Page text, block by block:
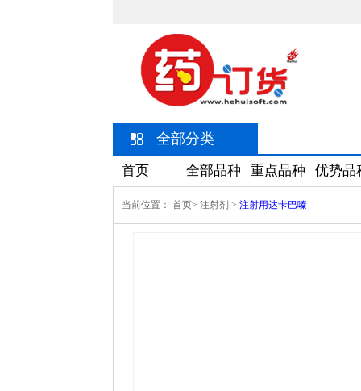
全部分类
首页 全部品种 重点品种 优势品
当前位置： 首页> 注射剂 > 注射用达卡巴嗪